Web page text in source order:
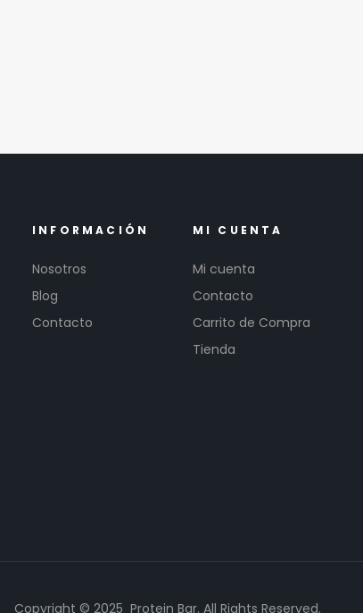
INFORMACIÓN
Nosotros
Blog
Contacto
MI CUENTA
Mi cuenta
Contacto
Carrito de Compra
Tienda
Copyright © 2025 Protein Bar. All Rights Reserved.